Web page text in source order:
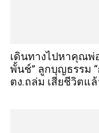
เดินทางไปหาคุณพ่
พั้นช์” ลูกบุญธรรม
ตง.ถล่ม เสียชีวิตแล้